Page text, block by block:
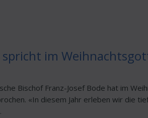
im
Bischof Franz-Josef Bode hat im
«In diesem Jahr erleben wir die